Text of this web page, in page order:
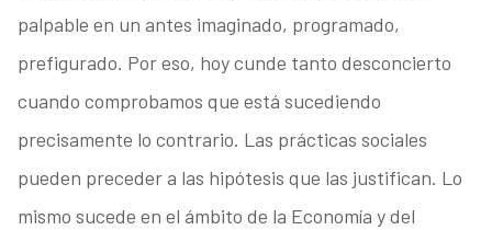
palpable en un antes imaginado, programado,
prefigurado. Por eso, hoy cunde tanto desconcierto
cuando comprobamos que está sucediendo
precisamente lo contrario. Las prácticas sociales
pueden preceder a las hipótesis que las justifican. Lo
mismo sucede en el ámbito de la Economía y del